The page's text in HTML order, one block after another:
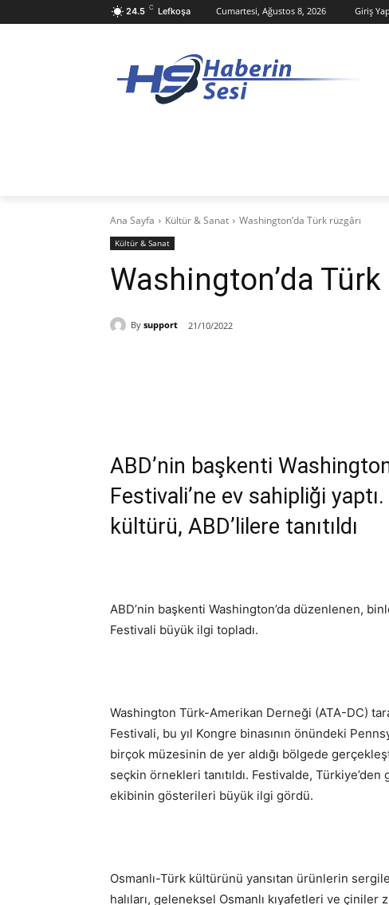
24.5 C Lefkoşa Cumartesi, Ağustos 8, 2026 Giriş
Ana Sayfa Kültür & Sanat Washington’da Türk rüzgârı
Kültür & Sanat
Washington’da Türk
By support 21/10/2022
ABD’nin başkenti
Festivali’ne ev sahipliği
kültürü, ABD’lilere tanıtıldı
ABD’nin başkenti Washington’da düzenlenen,
Festivali büyük ilgi topladı.
Washington Türk-Amerikan Derneği (ATA-DC)
Festivali, bu yıl Kongre binasının önündeki
birçok müzesinin de yer aldığı bölgede
seçkin örnekleri tanıtıldı. Festivalde,
ekibinin gösterileri büyük ilgi gördü.
Osmanlı-Türk kültürünü yansıtan ürünlerin
halıları, geleneksel Osmanlı kıyafetleri ve